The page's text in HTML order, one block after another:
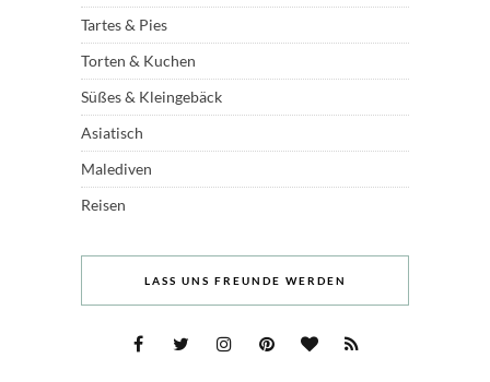
Tartes & Pies
Torten & Kuchen
Süßes & Kleingebäck
Asiatisch
Malediven
Reisen
LASS UNS FREUNDE WERDEN